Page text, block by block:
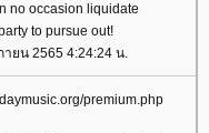
no occasion liquidate
to pursue out!
ยน 2565 4:24:24 น.
premium.php